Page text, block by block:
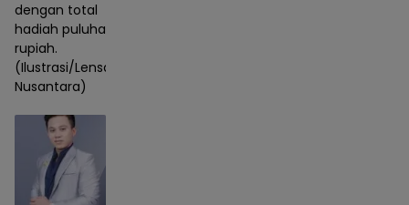
dengan total
hadiah puluhan juta
rupiah.
(Ilustrasi/Lensa
Nusantara)